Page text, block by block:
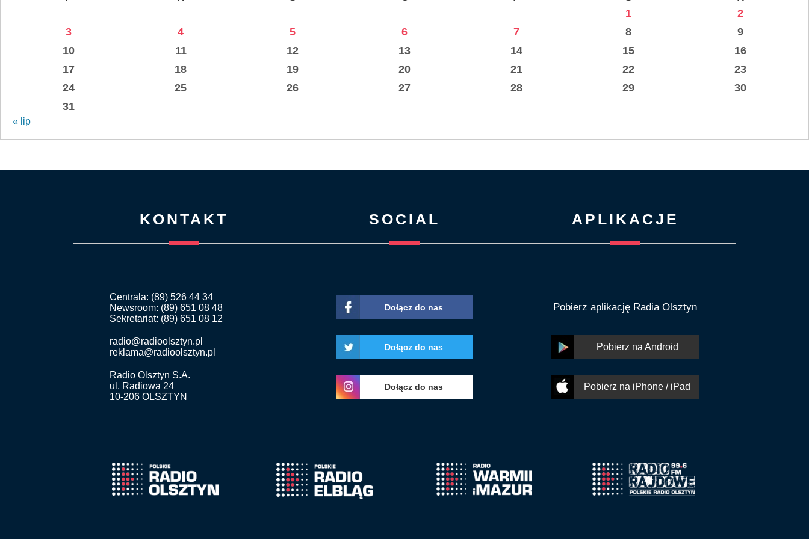
1
2
3
4 5 6 7 8
9
10
11 12 13 14 15
16
17
18 19 20 21 22
23
24
25 26 27 28 29
30
31
« lip
KONTAKT
Centrala: (89) 526 44 34
Newsroom: (89) 651 08 48
Sekretariat: (89) 651 08 12
radio@radioolsztyn.pl
reklama@radioolsztyn.pl
Radio Olsztyn S.A.
ul. Radiowa 24
10-206 OLSZTYN
SOCIAL
Dołącz do nas
Dołącz do nas
Dołącz do nas
APLIKACJE
Pobierz aplikację Radia Olsztyn
Pobierz na Android
Pobierz na iPhone / iPad